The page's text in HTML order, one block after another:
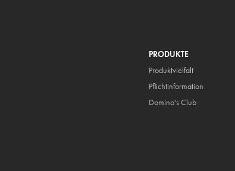
PRODUKTE
Produktvielfalt
Pflichtinformation
Domino's Club